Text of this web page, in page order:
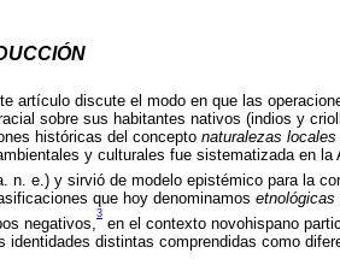
artículo discute el modo en que las
sobre sus habitantes nativos (indios y
históricas del concepto naturalezas locales
y culturales fue sistematizada en la
n. e.) y sirvió de modelo epistémico para la
que hoy denominamos etnológicas
negativos,
3
en el contexto novohispano
identidades distintas comprendidas como